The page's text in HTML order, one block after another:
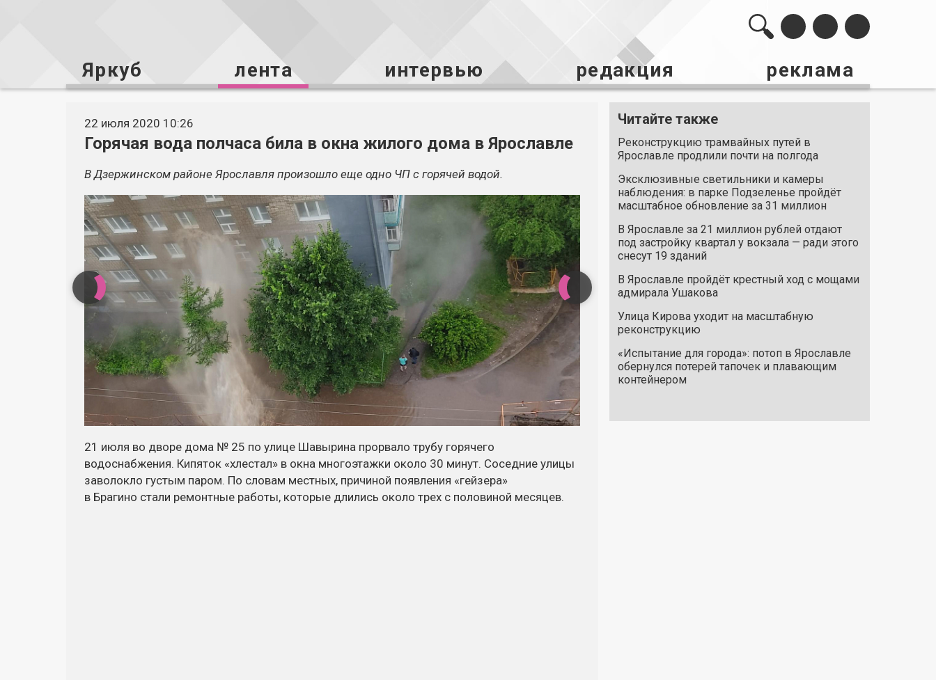
Яркуб лента интервью редакция реклама
22 июля 2020 10:26
Горячая вода полчаса била в окна жилого дома в Ярославле
В Дзержинском районе Ярославля произошло еще одно ЧП с горячей водой.
21 июля во дворе дома № 25 по улице Шавырина прорвало трубу горячего
водоснабжения. Кипяток «хлестал» в окна многоэтажки около 30 минут. Соседние улицы
заволокло густым паром. По словам местных, причиной появления «гейзера»
в Брагино стали ремонтные работы, которые длились около трех с половиной месяцев.
Читайте также
Реконструкцию трамвайных путей в
Ярославле продлили почти на полгода
Эксклюзивные светильники и камеры
наблюдения: в парке Подзеленье пройдёт
масштабное обновление за 31 миллион
В Ярославле за 21 миллион рублей отдают
под застройку квартал у вокзала — ради этого
снесут 19 зданий
В Ярославле пройдёт крестный ход с мощами
адмирала Ушакова
Улица Кирова уходит на масштабную
реконструкцию
«Испытание для города»: потоп в Ярославле
обернулся потерей тапочек и плавающим
контейнером